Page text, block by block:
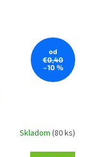
od
€0,40
–10 %
Skladom (80 ks)